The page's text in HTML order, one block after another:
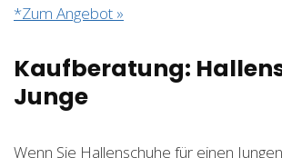
*Zum Angebot »
Kaufberatung:
Junge
Wenn Sie Hallenschuhe für einen